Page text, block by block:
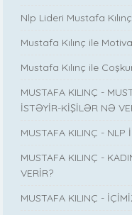
Nlp Lideri Mustafa
Mustafa Kılınç ile
Mustafa Kılınç ile
MUSTAFA KILINÇ -
İSTƏYİR-KİŞİLƏR NƏ
MUSTAFA KILINÇ - NLP
MUSTAFA KILINÇ -
VERİR?
MUSTAFA KILINÇ -